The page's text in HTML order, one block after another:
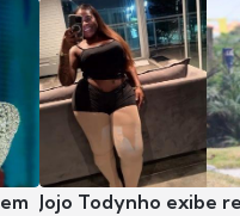
Jojo Todynho exibe